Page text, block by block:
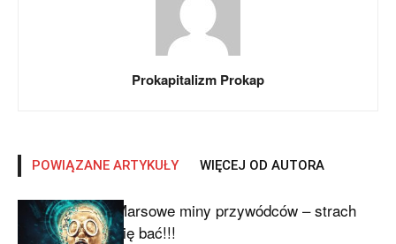
Prokapitalizm Prokap
POWIĄZANE ARTYKUŁY WIĘCEJ OD AUTORA
Marsowe miny przywódców – strach
się bać!!!